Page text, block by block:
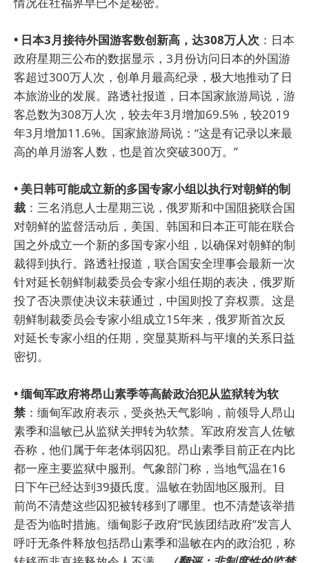
• 日本3月接待外国游客数创新高，达308万人次 ：日本
政府星期三公布的数据显示，3月份访问日本的外国游
客超过300万人次，创单月最高纪录，极大地推动了日
本旅游业的发展。路透社报道，日本国家旅游局说，游
客总数为308万人次，较去年3月增加69.5%，较2019
年3月增加11.6%。国家旅游局说：“这是有记录以来最
高的单月游客人数，也是首次突破300万。”
• 美日韩可能成立新的多国专家小组以执行对朝鲜的制
裁 ：三名消息人士星期三说，俄罗斯和中国阻挠联合国
对朝鲜的监督活动后，美国、韩国和日本正可能在联合
国之外成立一个新的多国专家小组，以确保对朝鲜的制
裁得到执行。路透社报道，联合国安全理事会最新一次
针对延长朝鲜制裁委员会专家小组任期的表决，俄罗斯
投了否决票使决议未获通过，中国则投了弃权票。这是
朝鲜制裁委员会专家小组成立15年来，俄罗斯首次反
对延长专家小组的任期，突显莫斯科与平壤的关系日益
密切。
• 缅甸军政府将昂山素季等高龄政治犯从监狱转为软
禁 ：缅甸军政府表示，受炎热天气影响，前领导人昂山
素季和温敏已从监狱关押转为软禁。军政府发言人佐敏
吞称，他们属于年老体弱囚犯。昂山素季目前正在内比
都一座主要监狱中服刑。气象部门称，当地气温在16
日下午已经达到39摄氏度。温敏在勃固地区服刑。目
前尚不清楚这些囚犯被转移到了哪里。也不清楚该举措
是否为临时措施。缅甸影子政府“民族团结政府”发言人
呼吁无条件释放包括昂山素季和温敏在内的政治犯，称